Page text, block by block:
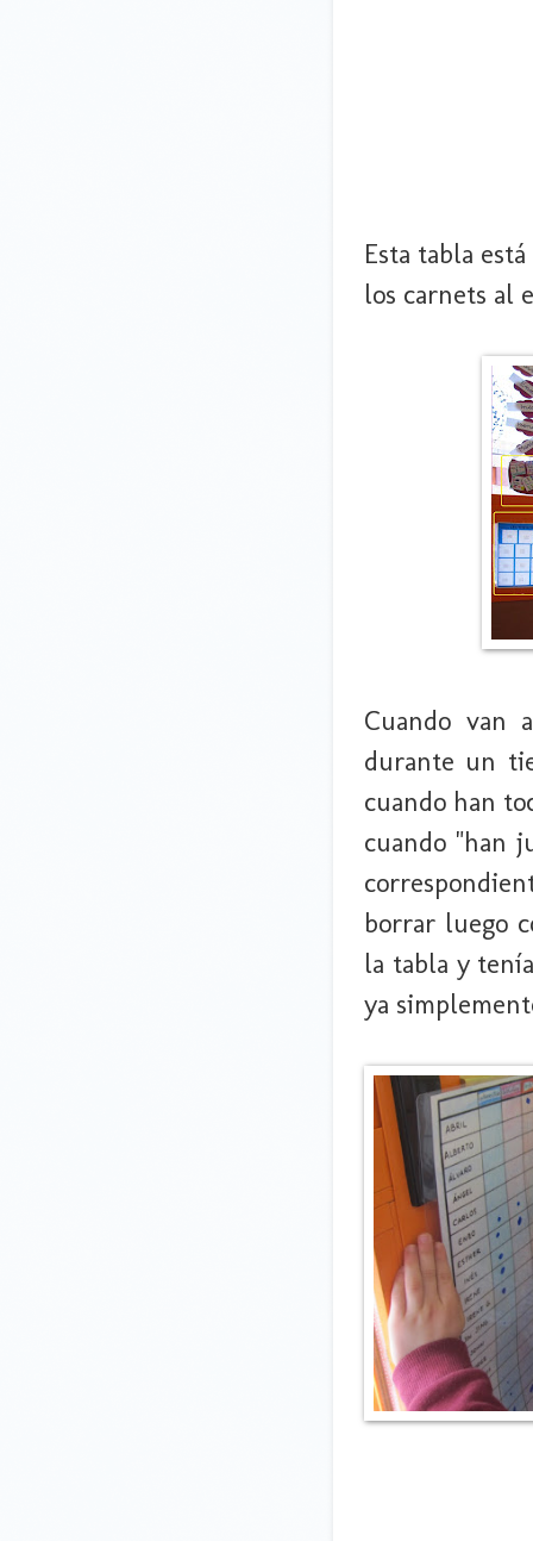
Esta tabla
los carnets al
Cuando van
durante un
cuando han
cuando "han
borrar luego
la tabla y
ya